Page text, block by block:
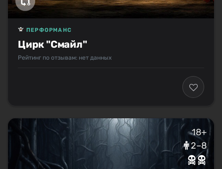
Цирк "Смайл"
ПЕРФОРМАНС
Рейтинг по отзывам: нет данных
18+
2–8